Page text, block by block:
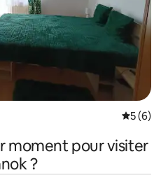
5 (6)
moment pour visiter
?